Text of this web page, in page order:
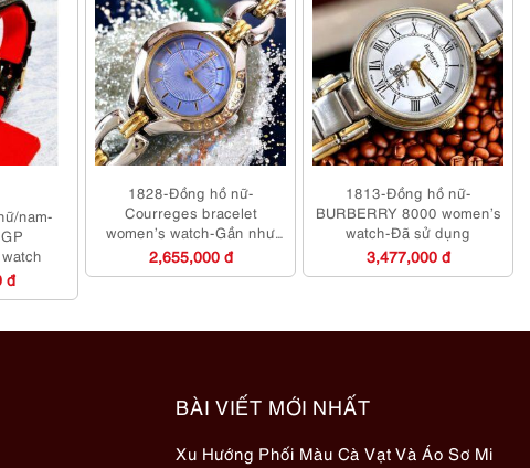
nam-
đ
1828-Đồng hồ nữ-
Courreges bracelet
women’s watch-Gần như
mới
2,655,000 đ
1813-Đồng hồ nữ-
BURBERRY 8000 women’s
watch-Đã sử dụng
3,477,000 đ
BÀI VIẾT MỚI NHẤT
Xu Hướng Phối Màu Cà Vạt Và Áo Sơ Mi